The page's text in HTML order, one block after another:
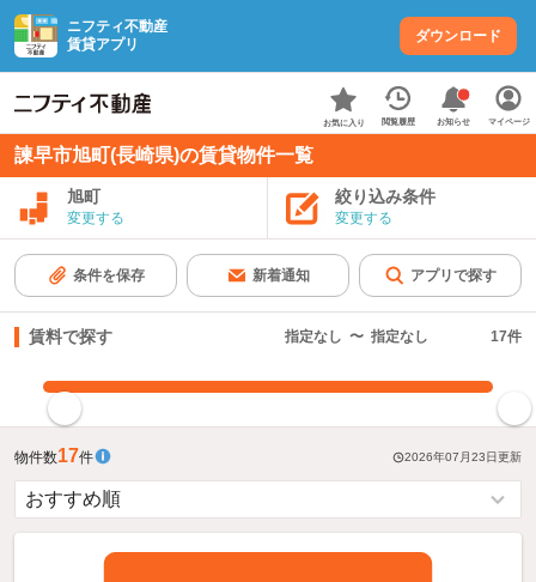
ニフティ不動産
賃貸アプリ
ダウンロード
お気に入り 閲覧履歴 お知らせ マイページ
諫早市旭町(長崎県)の賃貸物件一覧
旭町
変更する
絞り込み条件
変更する
条件を保存 新着通知 アプリで探す
賃料で探す 指定なし 〜 指定なし 17件
物件数17件 2026年07月23日更新